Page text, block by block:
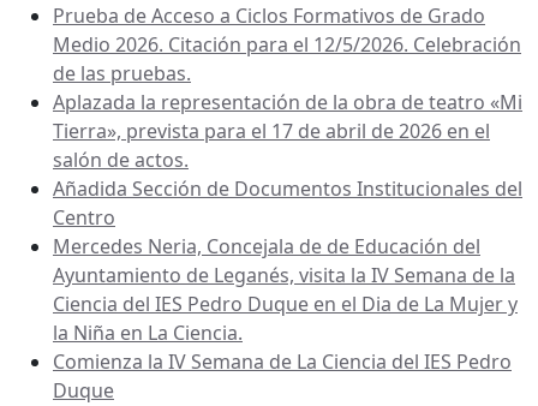
Prueba de Acceso a Ciclos Formativos de Grado
Medio 2026. Citación para el 12/5/2026. Celebración
de las pruebas.
Aplazada la representación de la obra de teatro «Mi
Tierra», prevista para el 17 de abril de 2026 en el
salón de actos.
Añadida Sección de Documentos Institucionales del
Centro
Mercedes Neria, Concejala de de Educación del
Ayuntamiento de Leganés, visita la IV Semana de la
Ciencia del IES Pedro Duque en el Dia de La Mujer y
la Niña en La Ciencia.
Comienza la IV Semana de La Ciencia del IES Pedro
Duque